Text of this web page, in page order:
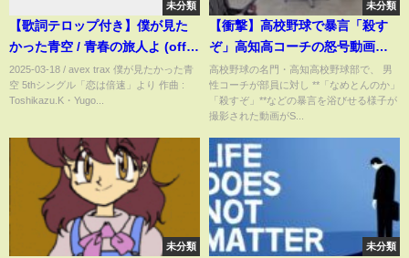
未分類
【歌詞テロップ付き】僕が見た
かった青空 / 青春の旅人よ (off
vocal)
2025-03-18 / avex trax 僕が見たかった青
空 5thシングル「恋は倍速」より 作曲 :
Toshikazu.K・Yugo...
未分類
【衝撃】高校野球で暴言「殺す
ぞ」高知高コーチの怒号動画拡
散、指導の在り方が問われる
高校野球の名門・高知高校野球部で、 男
性コーチが部員に対し **「なめとんのか」
「殺すぞ」**などの暴言を浴びせる様子が
撮影された動画がS...
未分類 未分類